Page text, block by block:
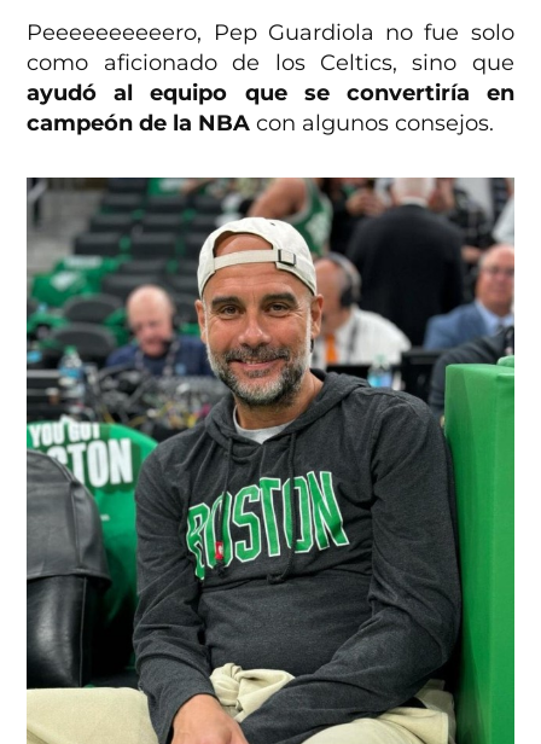
Peeeeeeeeeero, Pep Guardiola no fue solo
como aficionado de los Celtics, sino que
ayudó al equipo que se convertiría en
campeón de la NBA con algunos consejos.